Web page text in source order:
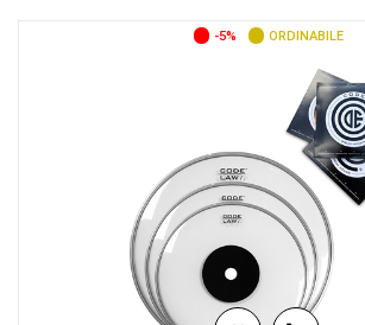
-5% ORDINABILE